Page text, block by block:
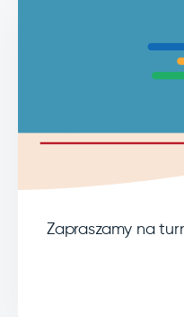
Zapraszamy na